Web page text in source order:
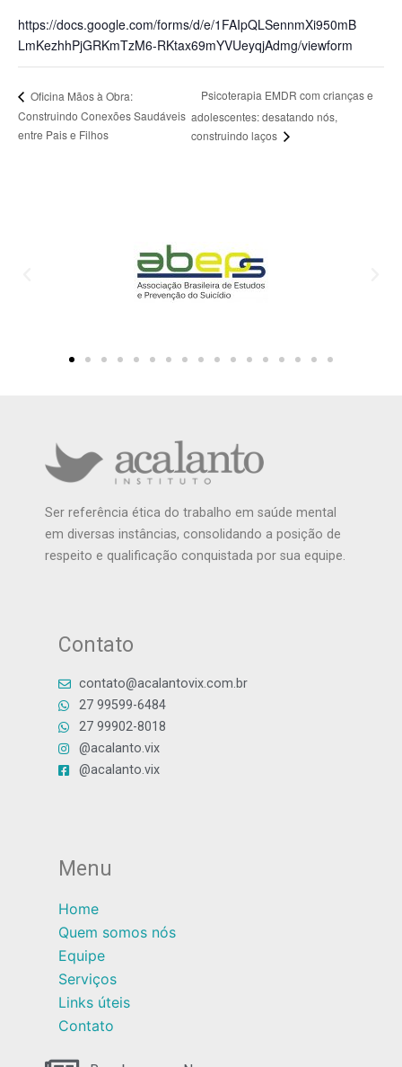
https://docs.google.com/forms/d/e/1FAIpQLSennmXi950mB
LmKezhhPjGRKmTzM6-RKtax69mYVUeyqjAdmg/viewform
Oficina Mãos à Obra:
Construindo Conexões Saudáveis
entre Pais e Filhos
Psicoterapia EMDR com crianças e
adolescentes: desatando nós,
construindo laços
Ser referência ética do trabalho em saúde mental
em diversas instâncias, consolidando a posição de
respeito e qualificação conquistada por sua equipe.
Contato
contato@acalantovix.com.br
27 99599-6484
27 99902-8018
@acalanto.vix
@acalanto.vix
Menu
Home
Quem somos nós
Equipe
Serviços
Links úteis
Contato